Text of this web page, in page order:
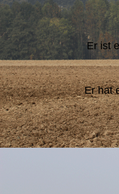
Er ist
Er hat